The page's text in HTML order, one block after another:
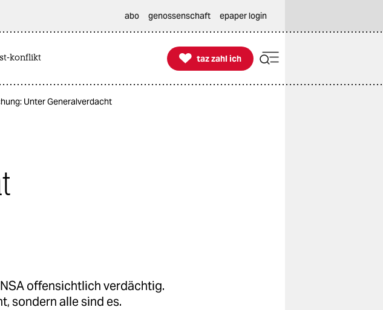
abo genossenschaft epaper login
konflikt 
taz zahl ich
taz zahl ich
Unter Generalverdacht
offensichtlich verdächtig.
sondern alle sind es.